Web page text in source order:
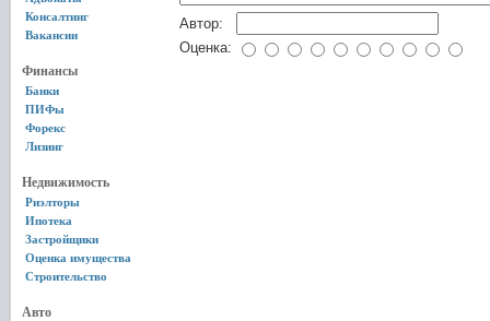
Консалтинг
Вакансии
Финансы
Банки
ПИФы
Форекс
Лизинг
Недвижимость
Риэлторы
Ипотека
Застройщики
Оценка имущества
Строительство
Авто
Автор:
Оценка: